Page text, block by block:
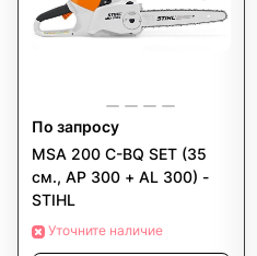
По запросу
MSA 200 C-BQ SET (35
см., AP 300 + AL 300) -
STIHL
Уточните наличие